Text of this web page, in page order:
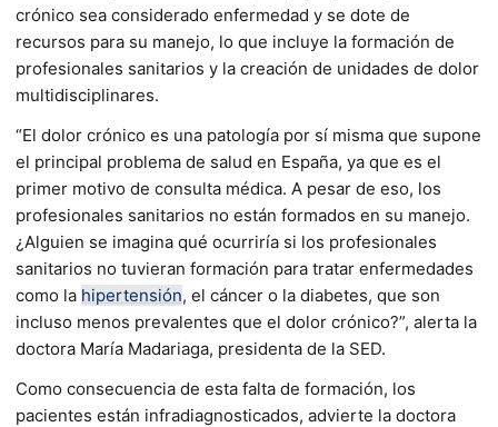
crónico sea considerado enfermedad y se dote de
recursos para su manejo, lo que incluye la formación de
profesionales sanitarios y la creación de unidades de dolor
multidisciplinares.
“El dolor crónico es una patología por sí misma que supone
el principal problema de salud en España, ya que es el
primer motivo de consulta médica. A pesar de eso, los
profesionales sanitarios no están formados en su manejo.
¿Alguien se imagina qué ocurriría si los profesionales
sanitarios no tuvieran formación para tratar enfermedades
como la hipertensión, el cáncer o la diabetes, que son
incluso menos prevalentes que el dolor crónico?”, alerta la
doctora María Madariaga, presidenta de la SED.
Como consecuencia de esta falta de formación, los
pacientes están infradiagnosticados, advierte la doctora